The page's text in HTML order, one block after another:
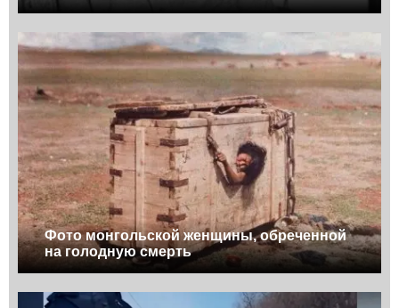
Фото монгольской женщины, обреченной
на голодную смерть